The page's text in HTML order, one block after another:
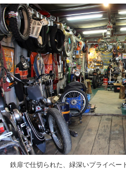
鉄扉で仕切られた、緑深いプライベー